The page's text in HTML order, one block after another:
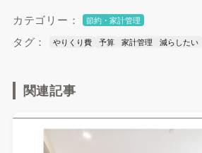
カテゴリー： 節約・家計管理
タグ： やりくり費 予算 家計管理 減らしたい
関連記事